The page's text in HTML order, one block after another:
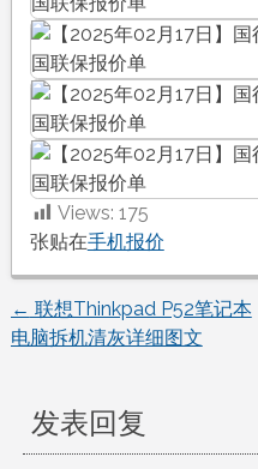
Views: 175
张贴在手机报价
文
导
← 联想Thinkpad P52笔记本
电脑拆机清灰详细图文
发表回复